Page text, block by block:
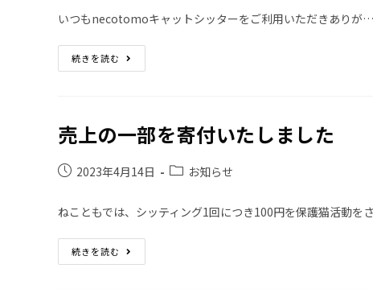
いつもnecotomoキャットシッターをご利用いただきありが…
続きを読む
売上の一部を寄付いたしました
2023年4月14日 お知らせ
ねこともでは、シッティング1回につき100円を保護猫活動を
続きを読む